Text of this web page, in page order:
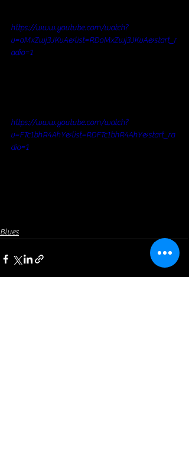
https://www.youtube.com/watch?
v=oMxZwj3JKvA&list=RDoMxZwj3JKvA&start_r
adio=1
https://www.youtube.com/watch?
v=FTc1bhR4AhY&list=RDFTc1bhR4AhY&start_ra
dio=1
Blues